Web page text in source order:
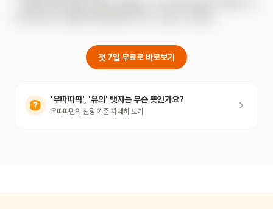
첫 7일 무료로 바로보기
'우따따픽', '유의' 뱃지는 무슨 뜻인가요?
우따따만의 선정 기준 자세히 보기